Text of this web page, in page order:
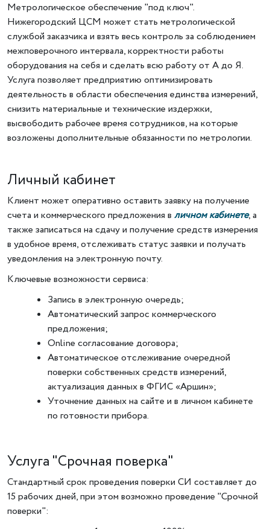
Метрологическое обеспечение "под ключ".
Нижегородский ЦСМ может стать метрологической
службой заказчика и взять весь контроль за соблюдением
межповерочного интервала, корректности работы
оборудования на себя и сделать всю работу от А до Я.
Услуга позволяет предприятию оптимизировать
деятельность в области обеспечения единства измерений,
снизить материальные и технические издержки,
высвободить рабочее время сотрудников, на которые
возложены дополнительные обязанности по метрологии.
Личный кабинет
Клиент может оперативно оставить заявку на получение
счета и коммерческого предложения в личном кабинете, а
также записаться на сдачу и получение средств измерения
в удобное время, отслеживать статус заявки и получать
уведомления на электронную почту.
Ключевые возможности сервиса:
Запись в электронную очередь;
Автоматический запрос коммерческого
предложения;
Online согласование договора;
Автоматическое отслеживание очередной
поверки собственных средств измерений,
актуализация данных в ФГИС «Аршин»;
Уточнение данных на сайте и в личном кабинете
по готовности прибора.
Услуга "Срочная поверка"
Стандартный срок проведения поверки СИ составляет до
15 рабочих дней, при этом возможно проведение "Срочной
поверки":